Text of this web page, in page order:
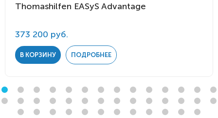
Thomashilfen EASyS Advantage
373 200 руб.
В КОРЗИНУ ПОДРОБНЕЕ